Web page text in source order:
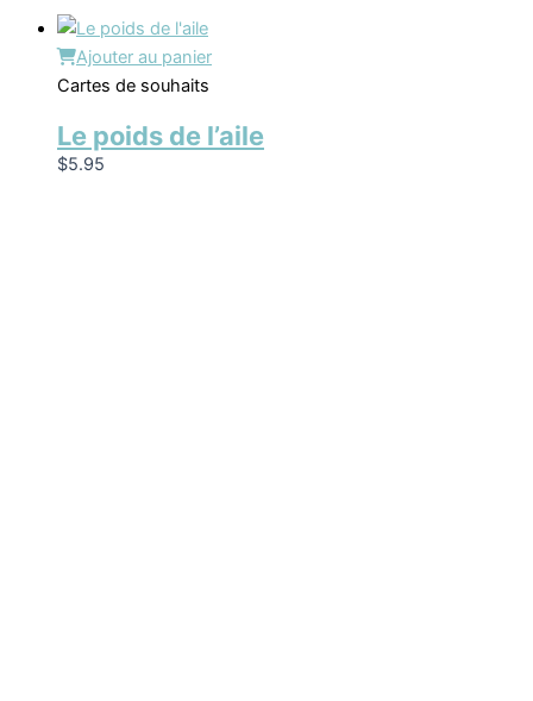
Ajouter au panier
Cartes de souhaits
Le poids de l’aile
$5.95